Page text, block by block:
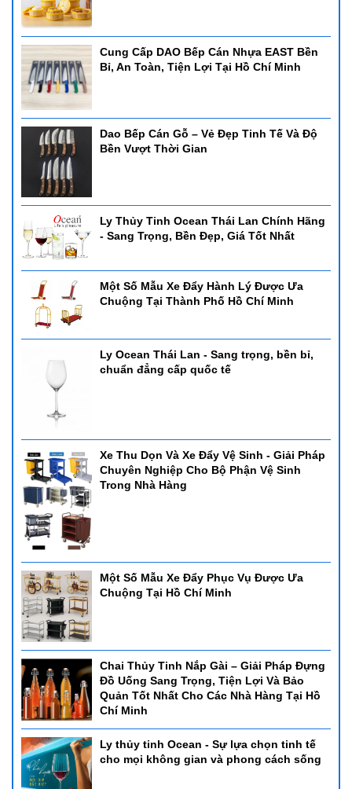
Cung Cấp DAO Bếp Cán Nhựa EAST Bền
Bỉ, An Toàn, Tiện Lợi Tại Hồ Chí Minh
Dao Bếp Cán Gỗ – Vẻ Đẹp Tinh Tế Và Độ
Bền Vượt Thời Gian
Ly Thủy Tinh Ocean Thái Lan Chính Hãng
- Sang Trọng, Bền Đẹp, Giá Tốt Nhất
Một Số Mẫu Xe Đẩy Hành Lý Được Ưa
Chuộng Tại Thành Phố Hồ Chí Minh
Ly Ocean Thái Lan - Sang trọng, bền bỉ,
chuẩn đẳng cấp quốc tế
Xe Thu Dọn Và Xe Đẩy Vệ Sinh - Giải Pháp
Chuyên Nghiệp Cho Bộ Phận Vệ Sinh
Trong Nhà Hàng
Một Số Mẫu Xe Đẩy Phục Vụ Được Ưa
Chuộng Tại Hồ Chí Minh
Chai Thủy Tinh Nắp Gài – Giải Pháp Đựng
Đồ Uống Sang Trọng, Tiện Lợi Và Bảo
Quản Tốt Nhất Cho Các Nhà Hàng Tại Hồ
Chí Minh
Ly thủy tinh Ocean - Sự lựa chọn tinh tế
cho mọi không gian và phong cách sống